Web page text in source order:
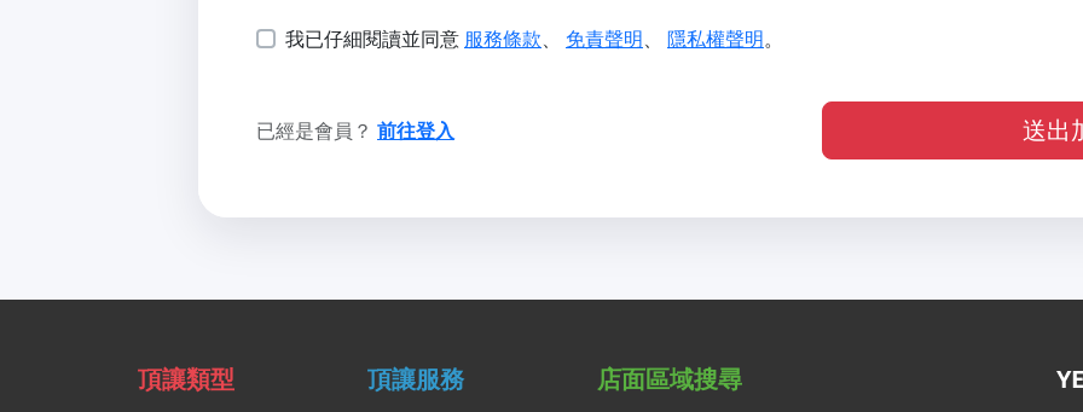
我已仔細閱讀並同意 服務條款、 免責聲明、 隱私權聲明。
送出
已經是會員？ 前往登入
頂讓類型 頂讓服務 店面區域搜尋